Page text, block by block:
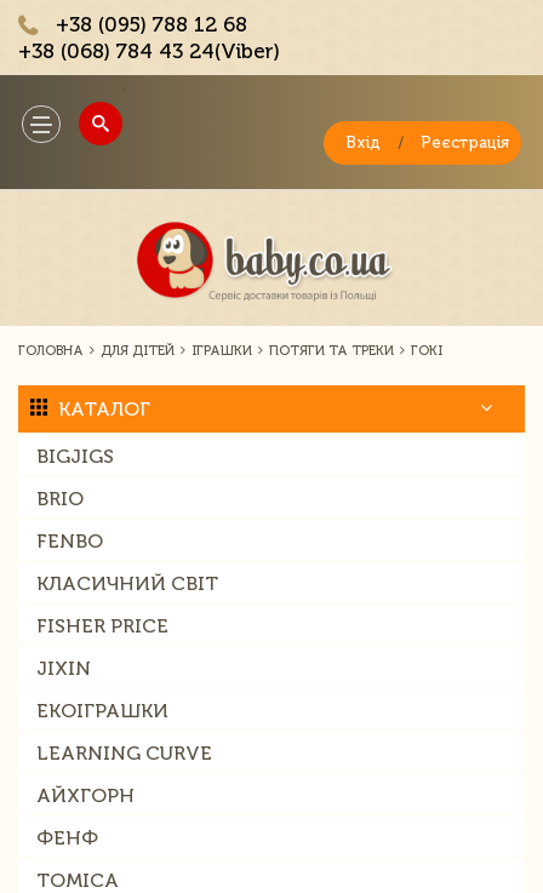
+38 (095) 788 12 68
+38 (068) 784 43 24(Viber)
Toggle
navigation
Вхід / Реєстрація
ГОЛОВНА ДЛЯ ДІТЕЙ ІГРАШКИ ПОТЯГИ ТА ТРЕКИ ГОКІ
КАТАЛОГ
BIGJIGS
BRIO
FENBO
КЛАСИЧНИЙ СВІТ
FISHER PRICE
JIXIN
ЕКОІГРАШКИ
LEARNING CURVE
АЙХГОРН
ФЕНФ
TOMICA